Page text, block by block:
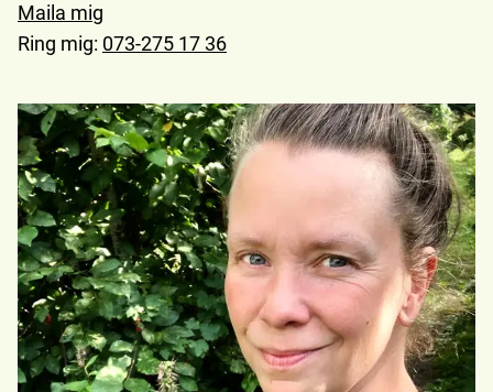
Maila mig
Ring mig: 073-275 17 36